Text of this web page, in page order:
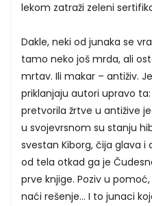
lekom zatraži zeleni
Dakle, neki od junaka se
tamo neko još mrda, ali
mrtav. Ili makar – antiživ.
priklanjaju autori upravo
pretvorila žrtve u antižive
u svojevrsnom su stanju
svestan Kiborg, čija glava
od tela otkad ga je
prve knjige. Poziv u
naći rešenje… I to junaci